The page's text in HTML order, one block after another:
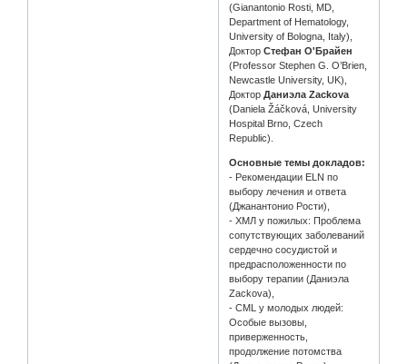
(Gianantonio Rosti, MD,
Department of Hematology,
University of Bologna, Italy),
ДокторСтефан О'Брайен
(Professor Stephen G. O’Brien,
Newcastle University, UK),
ДокторДаниэла Zackova
(Daniela Žáčková, University
Hospital Brno, Czech
Republic).
Основные темы докладов:
- Рекомендации ELN по
выбору лечения и ответа
(Джанантонио Рости),
- ХМЛ у пожилых: Проблема
сопутствующих заболеваний
сердечно сосудистой и
предрасположенности по
выбору терапии (Даниэла
Zackova),
- CML у молодых людей:
Особые вызовы,
приверженность,
продолжение потомства